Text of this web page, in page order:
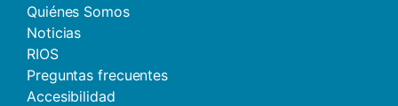
Quiénes Somos
Noticias
RIOS
Preguntas frecuentes
Accesibilidad